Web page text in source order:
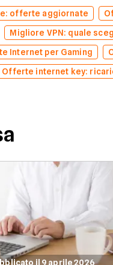
offerte aggiornate
Migliore VPN: quale
Internet per Gaming
Offerte internet key:
il 9 aprile 2026